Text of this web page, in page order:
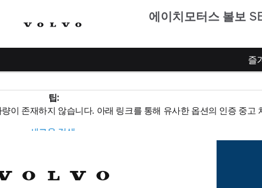
에이치모터스 볼보
즐
팁:
이 존재하지 않습니다. 아래 링크를 통해 유사한 옵션의 인증 중고
새로운 검색